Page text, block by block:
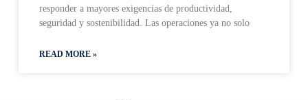
responder a mayores exigencias de productividad,
seguridad y sostenibilidad. Las operaciones ya no solo
READ MORE »